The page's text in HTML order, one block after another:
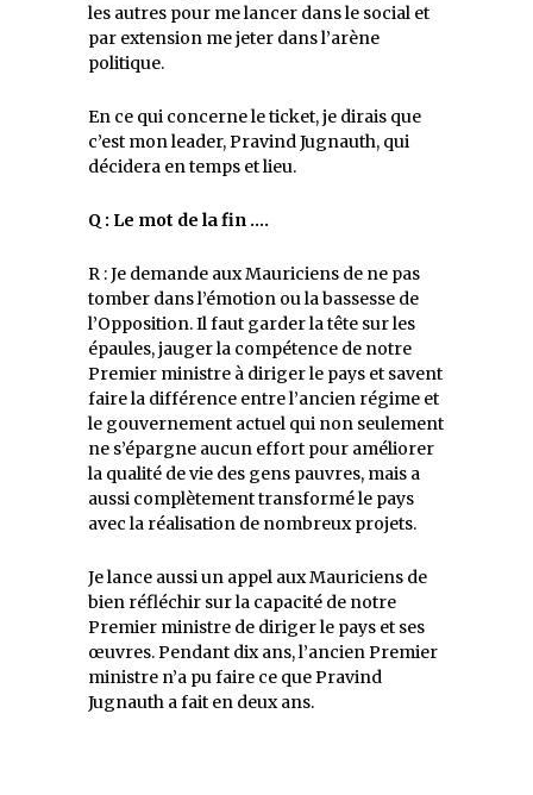
les autres pour me lancer dans le social et
par extension me jeter dans l’arène
politique.
En ce qui concerne le ticket, je dirais que
c’est mon leader, Pravind Jugnauth, qui
décidera en temps et lieu.
Q : Le mot de la fin ….
R : Je demande aux Mauriciens de ne pas
tomber dans l’émotion ou la bassesse de
l’Opposition. Il faut garder la tête sur les
épaules, jauger la compétence de notre
Premier ministre à diriger le pays et savent
faire la différence entre l’ancien régime et
le gouvernement actuel qui non seulement
ne s’épargne aucun effort pour améliorer
la qualité de vie des gens pauvres, mais a
aussi complètement transformé le pays
avec la réalisation de nombreux projets.
Je lance aussi un appel aux Mauriciens de
bien réfléchir sur la capacité de notre
Premier ministre de diriger le pays et ses
œuvres. Pendant dix ans, l’ancien Premier
ministre n’a pu faire ce que Pravind
Jugnauth a fait en deux ans.